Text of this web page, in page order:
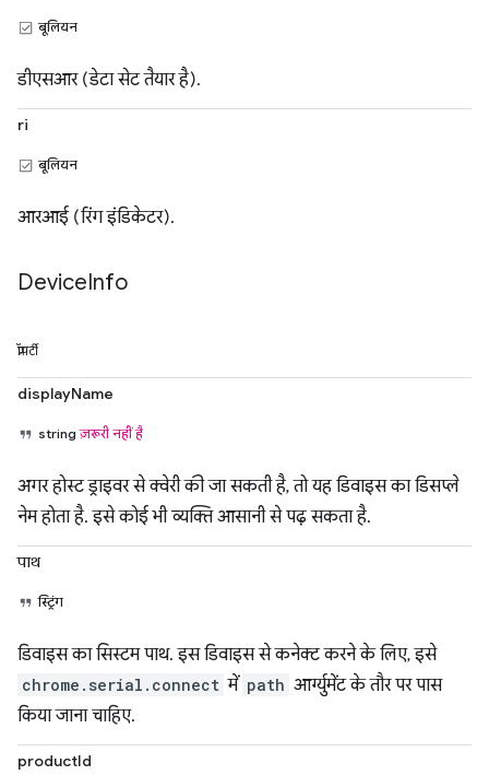
बूलियन
डीएसआर (डेटा सेट तैयार है).
ri
बूलियन
आरआई (रिंग इंडिकेटर).
DeviceInfo
प्रॉपर्टी
displayName
stringज़रूरी नहीं है
अगर होस्ट ड्राइवर से क्वेरी की जा सकती है, तो यह डिवाइस का डिसप्ले
नेम होता है. इसे कोई भी व्यक्ति आसानी से पढ़ सकता है.
पाथ
स्ट्रिंग
डिवाइस का सिस्टम पाथ. इस डिवाइस से कनेक्ट करने के लिए, इसे
chrome.serial.connect में path आर्ग्युमेंट के तौर पर पास
किया जाना चाहिए.
productId